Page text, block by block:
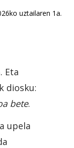
uztailaren 1a.
Eta
diosku:
bete.
upela